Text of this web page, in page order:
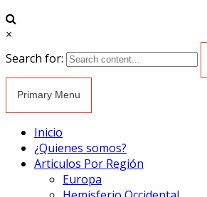
×
Search for:
Primary Menu
Inicio
¿Quienes somos?
Articulos Por Región
Europa